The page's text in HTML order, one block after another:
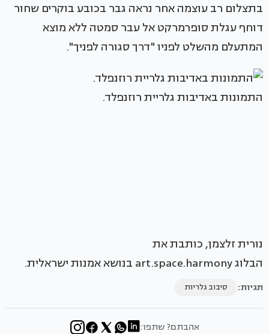
בתצלום רב עוצמה אחר נראה גבר בכובע בוקרים שחור
דוחף עגלת סופרמרקט אל עבר סמטה ללא מוצא
המתעלם מהשלט לפניו "דרך סגורה לפניך".
התמונות באדיבות גלריית רוזנפלד.
נורית זלצמן, כותבת את
הבלוג art.space.harmony בנושא אמנות ישראלית.
תגיות: סיבוב גלריות
אהבתם? שתפו: